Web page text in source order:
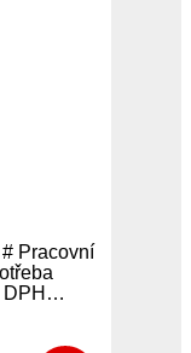
Pracovní
DPH…